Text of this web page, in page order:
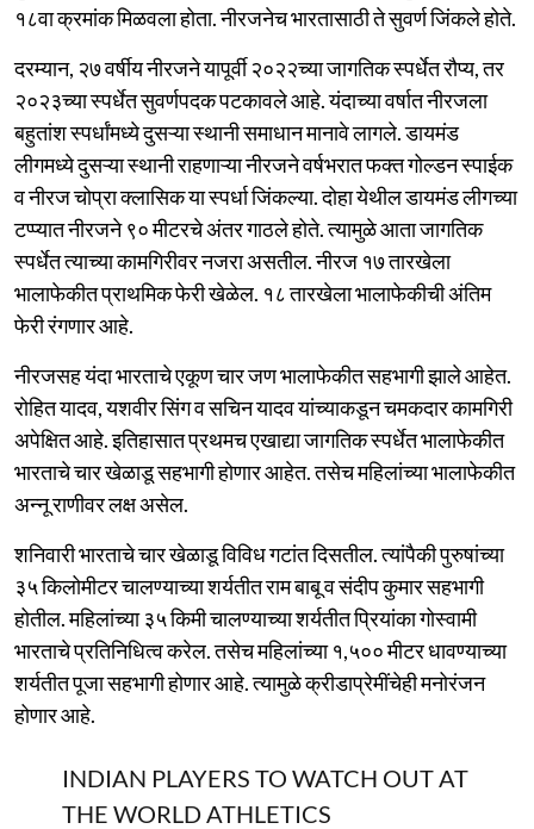
१८वा क्रमांक मिळवला होता. नीरजनेच भारतासाठी ते सुवर्ण जिंकले होते.
दरम्यान, २७ वर्षीय नीरजने यापूर्वी २०२२च्या जागतिक स्पर्धेत रौप्य, तर
२०२३च्या स्पर्धेत सुवर्णपदक पटकावले आहे. यंदाच्या वर्षात नीरजला
बहुतांश स्पर्धांमध्ये दुसऱ्या स्थानी समाधान मानावे लागले. डायमंड
लीगमध्ये दुसऱ्या स्थानी राहणाऱ्या नीरजने वर्षभरात फक्त गोल्डन स्पाईक
व नीरज चोप्रा क्लासिक या स्पर्धा जिंकल्या. दोहा येथील डायमंड लीगच्या
टप्प्यात नीरजने ९० मीटरचे अंतर गाठले होते. त्यामुळे आता जागतिक
स्पर्धेत त्याच्या कामगिरीवर नजरा असतील. नीरज १७ तारखेला
भालाफेकीत प्राथमिक फेरी खेळेल. १८ तारखेला भालाफेकीची अंतिम
फेरी रंगणार आहे.
नीरजसह यंदा भारताचे एकूण चार जण भालाफेकीत सहभागी झाले आहेत.
रोहित यादव, यशवीर सिंग व सचिन यादव यांच्याकडून चमकदार कामगिरी
अपेक्षित आहे. इतिहासात प्रथमच एखाद्या जागतिक स्पर्धेत भालाफेकीत
भारताचे चार खेळाडू सहभागी होणार आहेत. तसेच महिलांच्या भालाफेकीत
अन्नू राणीवर लक्ष असेल.
शनिवारी भारताचे चार खेळाडू विविध गटांत दिसतील. त्यांपैकी पुरुषांच्या
३५ किलोमीटर चालण्याच्या शर्यतीत राम बाबू व संदीप कुमार सहभागी
होतील. महिलांच्या ३५ किमी चालण्याच्या शर्यतीत प्रियांका गोस्वामी
भारताचे प्रतिनिधित्व करेल. तसेच महिलांच्या १,५०० मीटर धावण्याच्या
शर्यतीत पूजा सहभागी होणार आहे. त्यामुळे क्रीडाप्रेमींचेही मनोरंजन
होणार आहे.
INDIAN PLAYERS TO WATCH OUT AT
THE WORLD ATHLETICS